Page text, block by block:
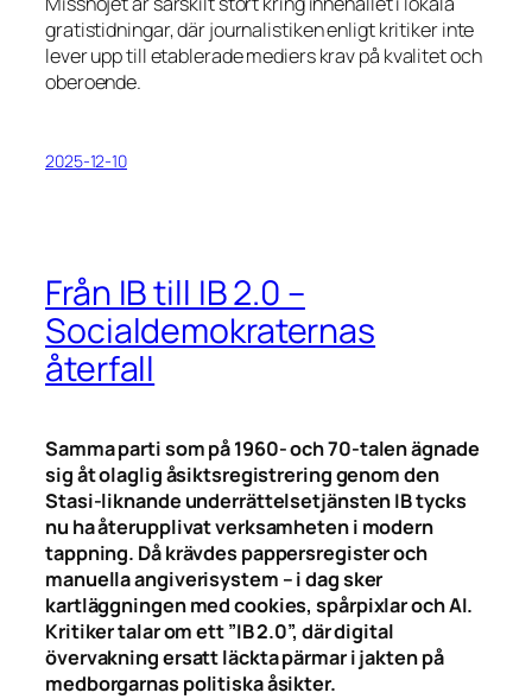
gratistidningar, där journalistiken enligt kritiker inte
lever upp till etablerade mediers krav på kvalitet och
oberoende.
2025-12-10
Från IB till IB 2.0 –
Socialdemokraternas
återfall
Samma parti som på 1960- och 70-talen ägnade
sig åt olaglig åsiktsregistrering genom den
Stasi-liknande underrättelsetjänsten IB tycks
nu ha återupplivat verksamheten i modern
tappning. Då krävdes pappersregister och
manuella angiverisystem – i dag sker
kartläggningen med cookies, spårpixlar och AI.
Kritiker talar om ett ”IB 2.0”, där digital
övervakning ersatt läckta pärmar i jakten på
medborgarnas politiska åsikter.